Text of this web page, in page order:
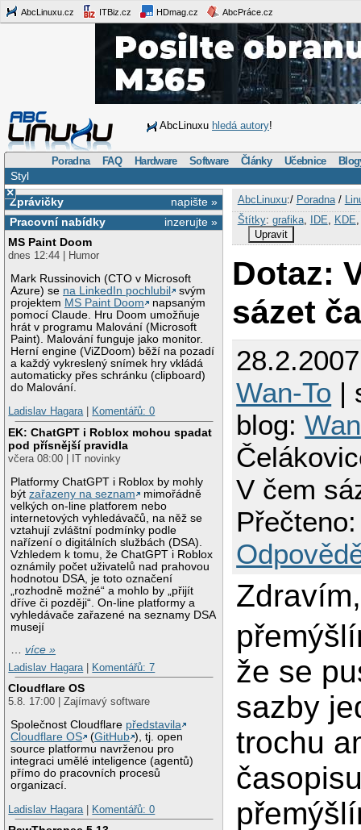
AbcLinuxu.cz ITBiz.cz HDmag.cz AbcPráce.cz
AbcLinuxu hledá autory!
Poradna FAQ Hardware Software Články Učebnice
Styl
×
napište »
Zprávičky
inzerujte »
Pracovní nabídky
MS Paint Doom
dnes 12:44 | Humor
Mark Russinovich (CTO v Microsoft
Azure) se na LinkedIn pochlubil
svým
projektem MS Paint Doom
napsaným
pomocí Claude. Hru Doom umožňuje
hrát v programu Malování (Microsoft
Paint). Malování funguje jako monitor.
Herní engine (ViZDoom) běží na pozadí
a každý vykreslený snímek hry vkládá
automaticky přes schránku (clipboard)
do Malování.
Ladislav Hagara| Komentářů: 0
EK: ChatGPT i Roblox mohou spadat
pod přísnější pravidla
včera 08:00 | IT novinky
Platformy ChatGPT i Roblox by mohly
býtzařazeny na seznam
mimořádně
velkých on-line platforem nebo
internetových vyhledávačů, na něž se
vztahují zvláštní podmínky podle
nařízení o digitálních službách (DSA).
Vzhledem k tomu, že ChatGPT i Roblox
oznámily počet uživatelů nad prahovou
hodnotou DSA, je toto označení
„rozhodně možné“ a mohlo by „přijít
dříve či později“. On-line platformy a
vyhledávače zařazené na seznamy DSA
musejí
…více »
Ladislav Hagara
Komentářů: 7
Cloudflare OS
5.8. 17:00 | Zajímavý software
Společnost Cloudflare představila
Cloudflare OS
(GitHub ), tj. open
source platformu navrženou pro
integraci umělé inteligence (agentů)
přímo do pracovních procesů
organizací.
Ladislav Hagara
Komentářů: 0
AbcLinuxu:/ Poradna/
Štítky: grafika, IDE KDE
Upravit
Dotaz:
sázet
Wan-To |
blog:
V čem
Zdravím,
že se
sazby
trochu